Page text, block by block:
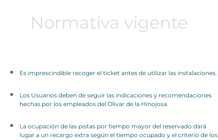
Normativa vigente
Es imprescindible recoger el ticket antes de utilizar las instalaciones.
Los Usuarios deben de seguir las indicaciones y recomendaciones
hechas por los empleados del Olivar de la Hinojosa.
La ocupación de las pistas por tiempo mayor del reservado dará
lugar a un recargo extra según el tiempo ocupado y el criterio de los